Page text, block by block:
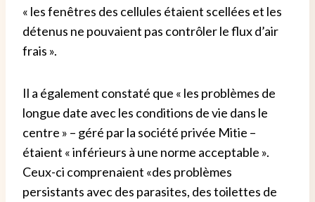
« les fenêtres des cellules étaient scellées et les
détenus ne pouvaient pas contrôler le flux d’air
frais ».
Il a également constaté que « les problèmes de
longue date avec les conditions de vie dans le
centre » – géré par la société privée Mitie –
étaient « inférieurs à une norme acceptable ».
Ceux-ci comprenaient «des problèmes
persistants avec des parasites, des toilettes de